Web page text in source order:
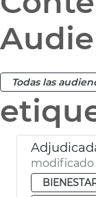
Todas las
modificado